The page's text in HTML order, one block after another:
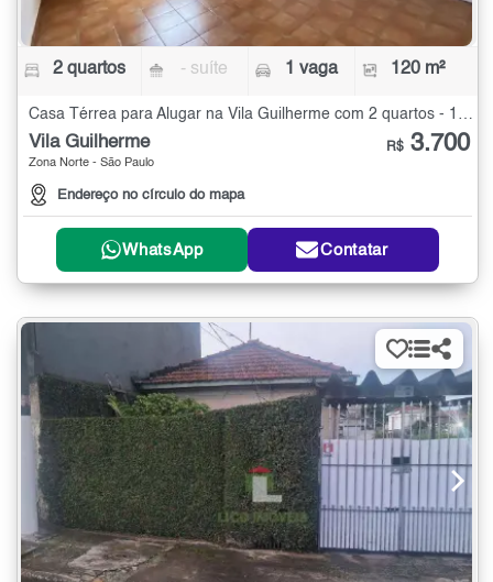
2 quartos - suíte 1 vaga 120 m²
Casa Térrea para Alugar na Vila Guilherme com 2 quartos - 120 m²
Vila Guilherme
Zona Norte - São Paulo
Endereço no círculo do mapa
R$ 3.700
WhatsApp Contatar